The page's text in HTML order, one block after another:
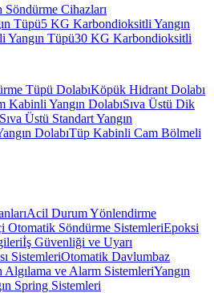
Söndürme Cihazları
Tüpü5 KG Karbondioksitli Yangın
Yangın Tüpü30 KG Karbondioksitli
Tüpü DolabıKöpük Hidrant Dolabı
Kabinli Yangın DolabıSıva Üstü Dik
Sıva Üstü Standart Yangın
DolabıTüp Kabinli Cam Bölmeli
Acil Durum Yönlendirme
Otomatik Söndürme SistemleriEpoksi
İş Güvenliği ve Uyarı
SistemleriOtomatik Davlumbaz
Algılama ve Alarm SistemleriYangın
Spring Sistemleri